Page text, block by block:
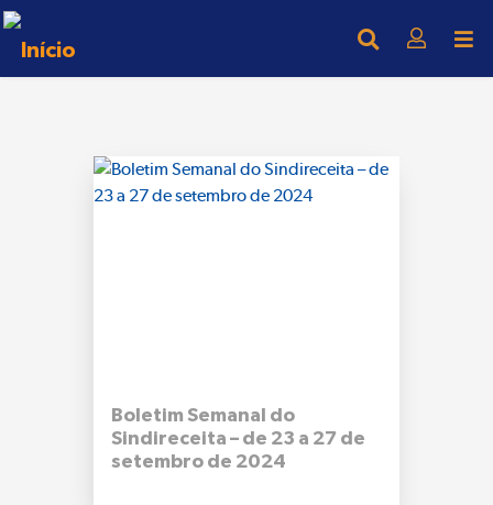
Boletim Semanal do
Sindireceita – de 23 a 27 de
setembro de 2024